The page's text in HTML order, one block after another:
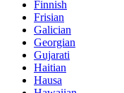
Finnish
Frisian
Galician
Georgian
Gujarati
Haitian
Hausa